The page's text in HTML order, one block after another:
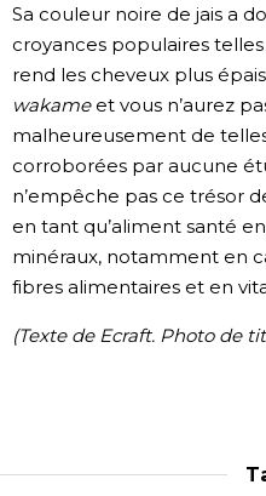
Sa couleur noire de jais a
croyances populaires
rend les cheveux plus
wakameet vous n’aurez
malheureusement de
corroborées par aucune
n’empêche pas ce trésor
en tant qu’aliment santé
minéraux, notamment en
fibres alimentaires et en
(Texte de Ecraft. Photo de